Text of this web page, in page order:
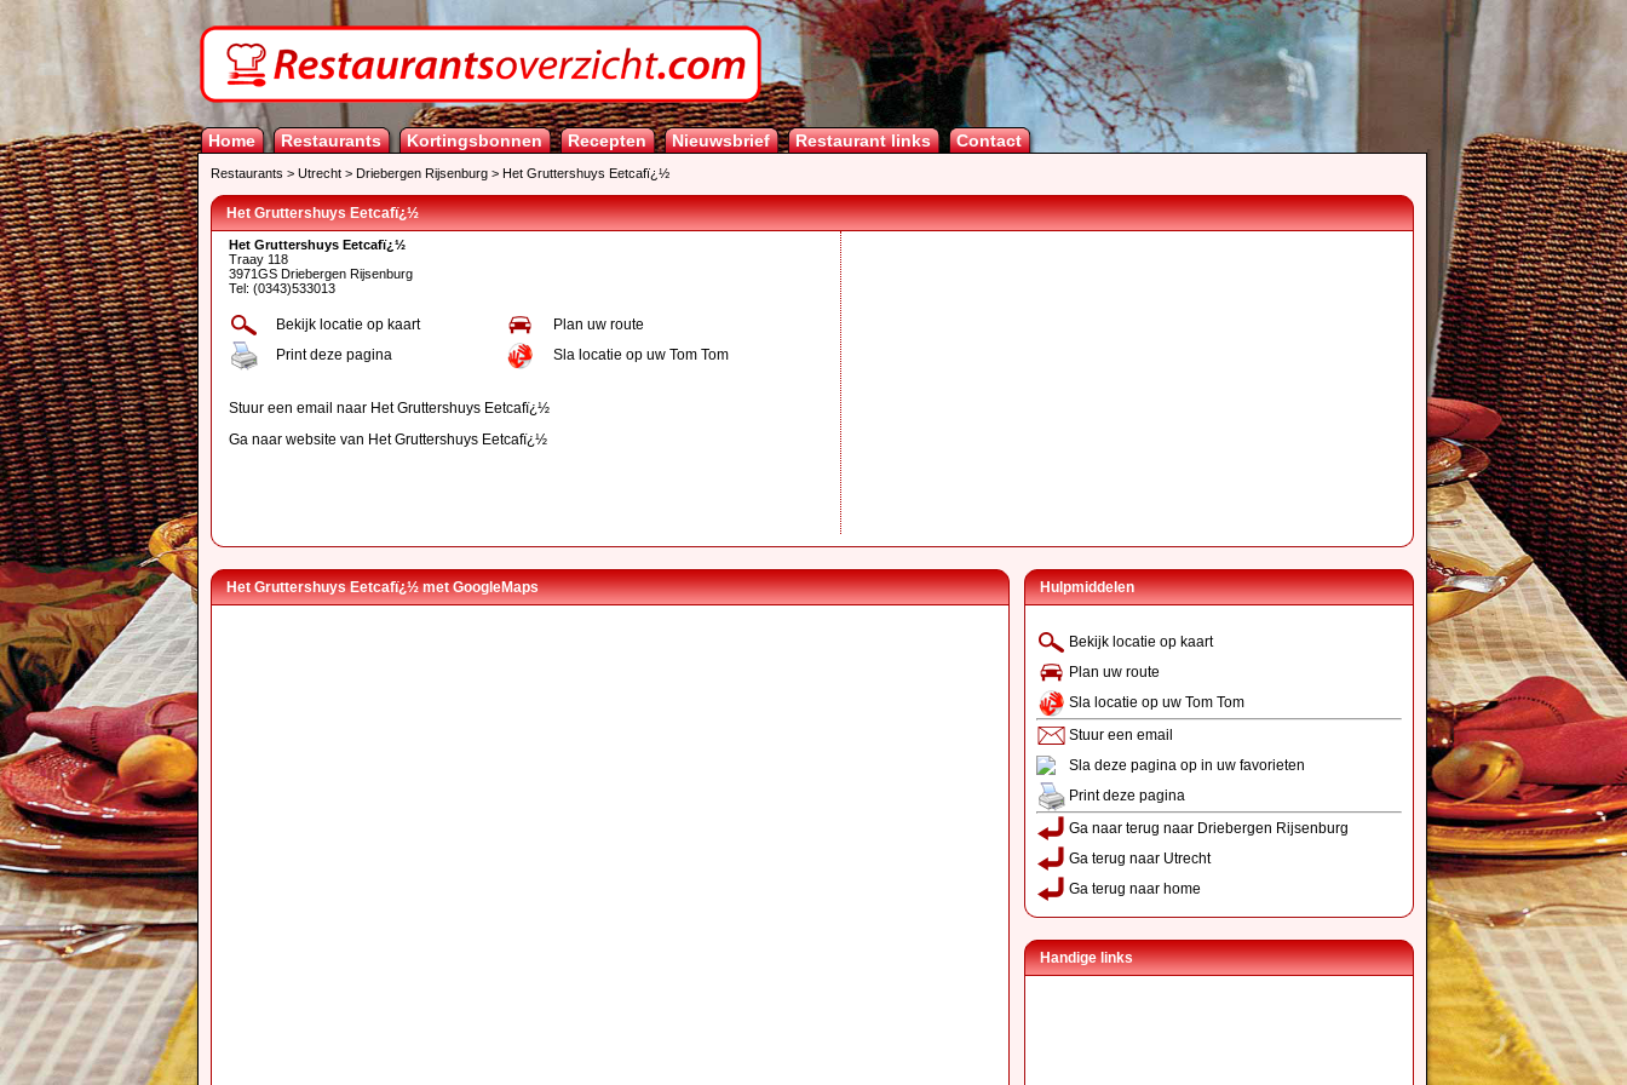
Home Restaurants Kortingsbonnen Recepten Nieuwsbrief Restaurant links Contact
Restaurants > Utrecht > Driebergen Rijsenburg > Het Gruttershuys Eetcafï¿½
Het Gruttershuys Eetcafï¿½
Het Gruttershuys Eetcafï¿½
Traay 118
3971GS Driebergen Rijsenburg
Tel: (0343)533013
Bekijk locatie op kaart
Plan uw route
Print deze pagina
Sla locatie op uw Tom Tom
Stuur een email naar Het Gruttershuys Eetcafï¿½
Ga naar website van Het Gruttershuys Eetcafï¿½
Het Gruttershuys Eetcafï¿½ met GoogleMaps Hulpmiddelen
Bekijk locatie op kaart
Plan uw route
Sla locatie op uw Tom Tom
Stuur een email
Sla deze pagina op in uw favorieten
Print deze pagina
Ga naar terug naar Driebergen Rijsenburg
Ga terug naar Utrecht
Ga terug naar home
Handige links